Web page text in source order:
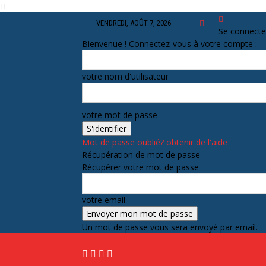
VENDREDI, AOÛT 7, 2026
Se
Bienvenue ! Connectez-vous à votre compte :
votre nom d'utilisateur
votre mot de passe
Mot de passe oublié? obtenir de l'aide
Récupération de mot de passe
Récupérer votre mot de passe
votre email
Un mot de passe vous sera envoyé par email.